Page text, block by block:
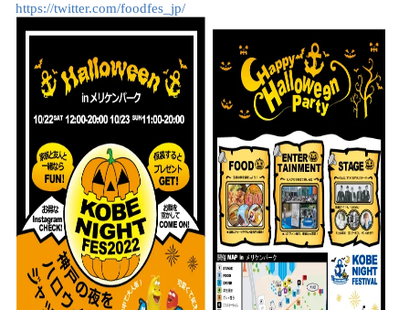
https://twitter.com/foodfes_jp/